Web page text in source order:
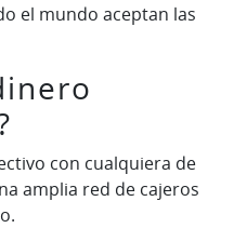
el mundo aceptan las
con cualquiera de
amplia red de cajeros